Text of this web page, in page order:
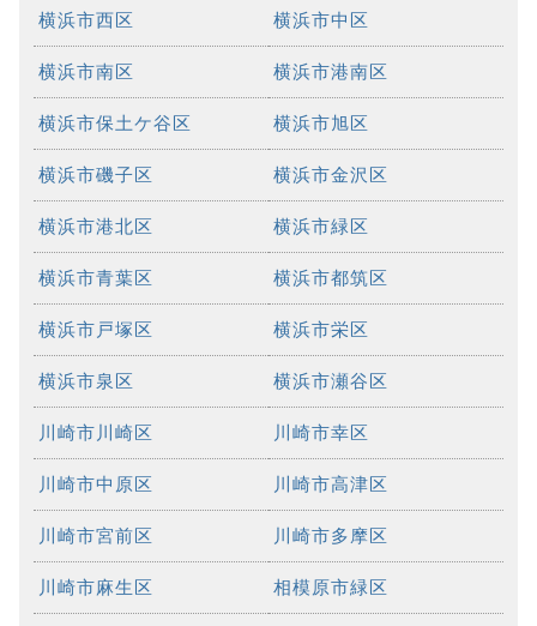
横浜市西区 横浜市中区
横浜市南区 横浜市港南区
横浜市保土ケ谷区 横浜市旭区
横浜市磯子区 横浜市金沢区
横浜市港北区 横浜市緑区
横浜市青葉区 横浜市都筑区
横浜市戸塚区 横浜市栄区
横浜市泉区 横浜市瀬谷区
川崎市川崎区 川崎市幸区
川崎市中原区 川崎市高津区
川崎市宮前区 川崎市多摩区
川崎市麻生区 相模原市緑区